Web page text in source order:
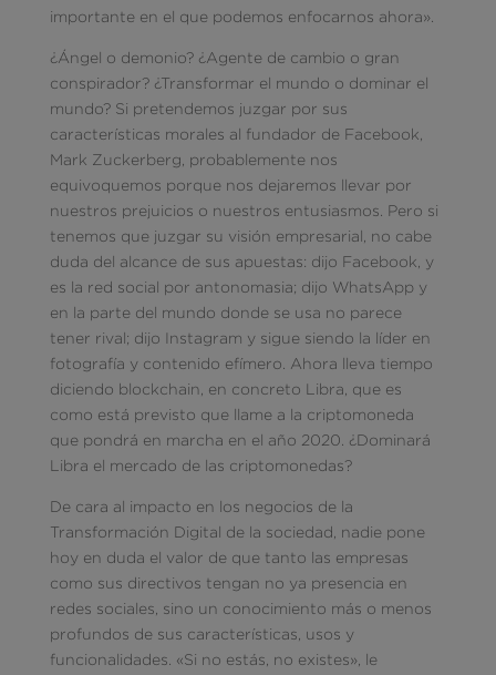
importante en el que podemos enfocarnos ahora».
¿Ángel o demonio? ¿Agente de cambio o gran
conspirador? ¿Transformar el mundo o dominar el
mundo? Si pretendemos juzgar por sus
características morales al fundador de Facebook,
Mark Zuckerberg, probablemente nos
equivoquemos porque nos dejaremos llevar por
nuestros prejuicios o nuestros entusiasmos. Pero si
tenemos que juzgar su visión empresarial, no cabe
duda del alcance de sus apuestas: dijo Facebook, y
es la red social por antonomasia; dijo WhatsApp y
en la parte del mundo donde se usa no parece
tener rival; dijo Instagram y sigue siendo la líder en
fotografía y contenido efímero. Ahora lleva tiempo
diciendo blockchain, en concreto Libra, que es
como está previsto que llame a la criptomoneda
que pondrá en marcha en el año 2020. ¿Dominará
Libra el mercado de las criptomonedas?
De cara al impacto en los negocios de la
Transformación Digital de la sociedad, nadie pone
hoy en duda el valor de que tanto las empresas
como sus directivos tengan no ya presencia en
redes sociales, sino un conocimiento más o menos
profundos de sus características, usos y
funcionalidades. «Si no estás, no existes», le